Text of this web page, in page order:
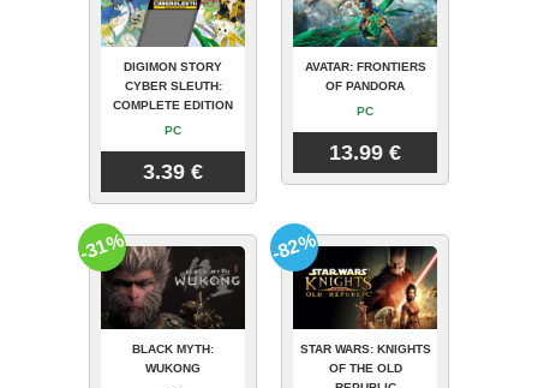
DIGIMON STORY
CYBER SLEUTH:
COMPLETE EDITION
PC
3.39 €
AVATAR: FRONTIERS
OF PANDORA
PC
13.99 €
BLACK MYTH:
WUKONG
-31%
STAR WARS: KNIGHTS
OF THE OLD
-82%